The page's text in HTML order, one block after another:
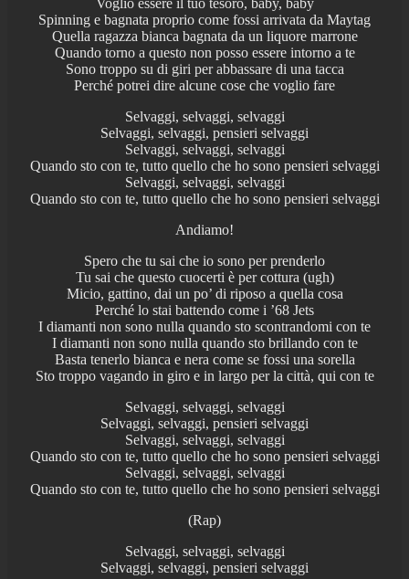
Voglio essere il tuo tesoro, baby, baby
Spinning e bagnata proprio come fossi arrivata da Maytag
Quella ragazza bianca bagnata da un liquore marrone
Quando torno a questo non posso essere intorno a te
Sono troppo su di giri per abbassare di una tacca
Perché potrei dire alcune cose che voglio fare
Selvaggi, selvaggi, selvaggi
Selvaggi, selvaggi, pensieri selvaggi
Selvaggi, selvaggi, selvaggi
Quando sto con te, tutto quello che ho sono pensieri selvaggi
Selvaggi, selvaggi, selvaggi
Quando sto con te, tutto quello che ho sono pensieri selvaggi
Andiamo!
Spero che tu sai che io sono per prenderlo
Tu sai che questo cuocerti è per cottura (ugh)
Micio, gattino, dai un po’ di riposo a quella cosa
Perché lo stai battendo come i ’68 Jets
I diamanti non sono nulla quando sto scontrandomi con te
I diamanti non sono nulla quando sto brillando con te
Basta tenerlo bianca e nera come se fossi una sorella
Sto troppo vagando in giro e in largo per la città, qui con te
Selvaggi, selvaggi, selvaggi
Selvaggi, selvaggi, pensieri selvaggi
Selvaggi, selvaggi, selvaggi
Quando sto con te, tutto quello che ho sono pensieri selvaggi
Selvaggi, selvaggi, selvaggi
Quando sto con te, tutto quello che ho sono pensieri selvaggi
(Rap)
Selvaggi, selvaggi, selvaggi
Selvaggi, selvaggi, pensieri selvaggi